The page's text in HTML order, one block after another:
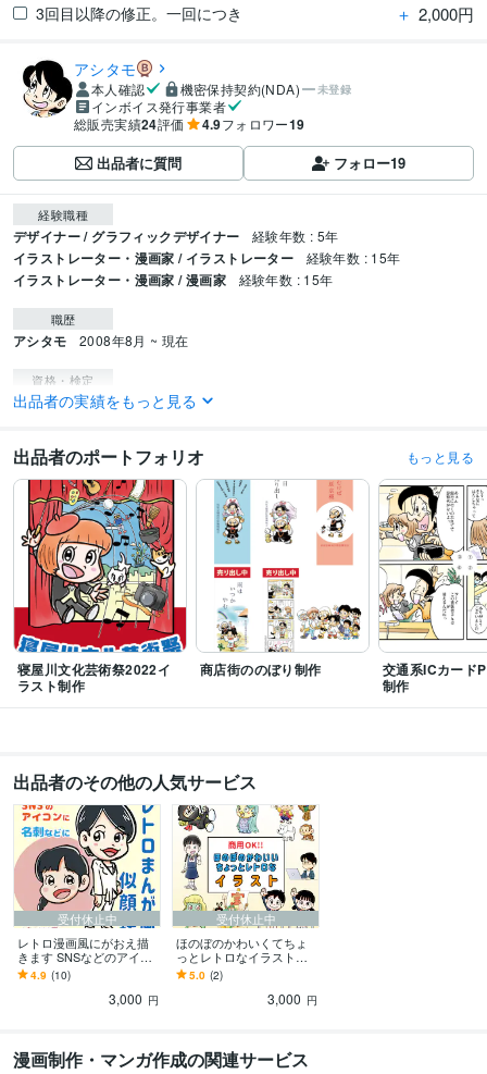
3回目以降の修正。一回につき ＋ 2,000円
アシタモ
本人確認 機密保持契約(NDA) 未登録
インボイス発行事業者
総販売実績24評価 4.9フォロワー19
出品者に質問 フォロー19
経験職種
デザイナー / グラフィックデザイナー 経験年数 : 5年
イラストレーター・漫画家 / イラストレーター 経験年数 : 15年
イラストレーター・漫画家 / 漫画家 経験年数 : 15年
職歴
アシタモ 2008年8月 ~ 現在
資格・検定
色彩検定2級 取得年 : 2017年
WordPress:6年Adobe Photoshop:6年
CLIP STUDIO PAINT:8年Procreate:4年
得意分野
イラスト作成・漫画制作 マンガ制作 レトロ漫画風似顔絵
広告 ビジネス 恋愛 子供
出品者の実績をもっと見る
出品者のポートフォリオ もっと見る
寝屋川文化芸術祭2022イ
ラスト制作
商店街ののぼり制作
交通系ICカード
制作
出品者のその他の人気サービス
受付休止中
レトロ漫画風にがおえ描
きます SNSなどのアイコ
ンにレトロな漫画風の似
顔絵はいかがですか?
4.9 (10)
3,000 円
受付休止中
ほのぼのかわいくてちょ
っとレトロなイラスト描
きます 商用OK！どこか懐
かしいイラストは幅広い
5.0 (2)
3,000 円
漫画制作・マンガ作成の関連サービス